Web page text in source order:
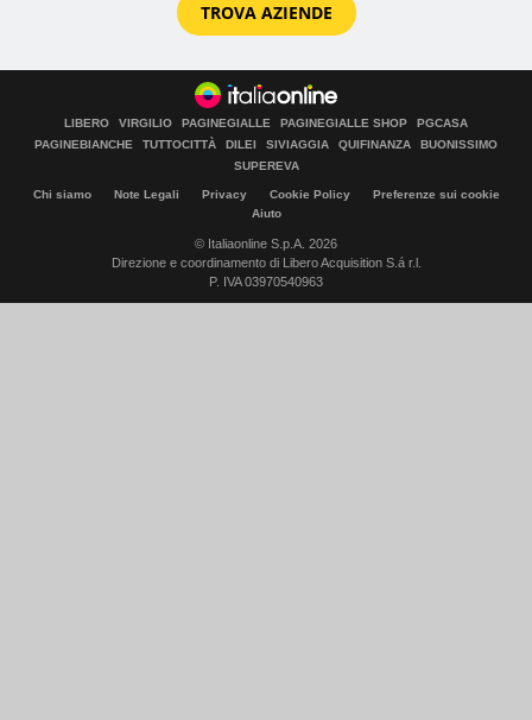
TROVA AZIENDE
LIBERO VIRGILIO PAGINEGIALLE PAGINEGIALLE SHOP
PGCASA
PAGINEBIANCHE
TUTTOCITTÀ DILEI SIVIAGGIA QUIFINANZA
BUONISSIMO
SUPEREVA
Chi siamo Note Legali Privacy Cookie Policy
Preferenze sui cookie
Aiuto
© Italiaonline S.p.A. 2026
Direzione e coordinamento di Libero Acquisition S.á r.l.
P. IVA 03970540963